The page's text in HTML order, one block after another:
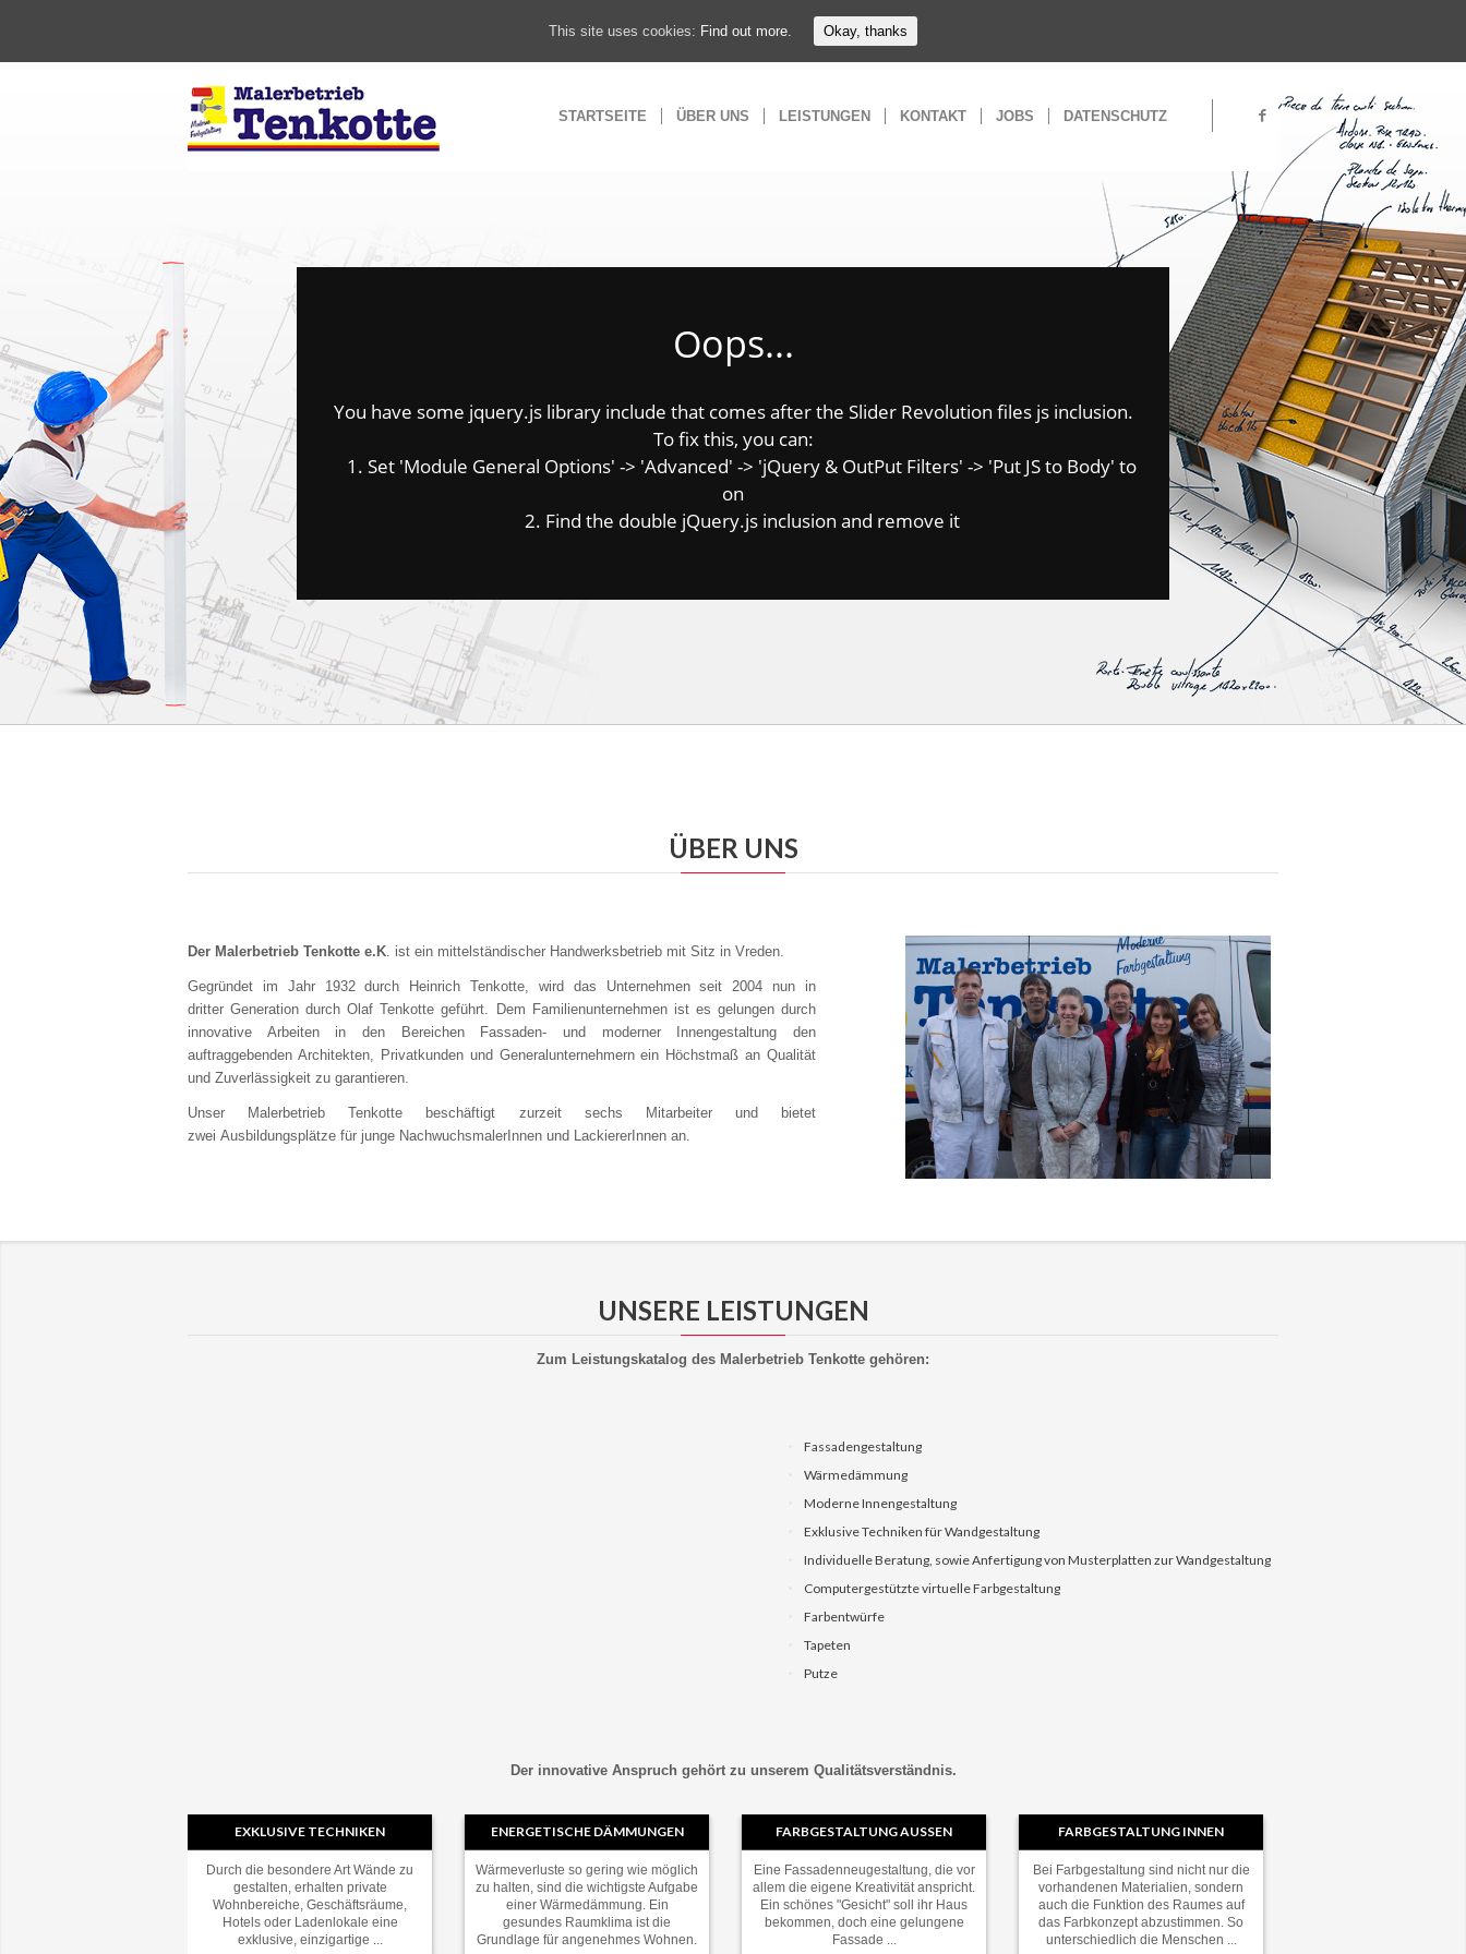
STARTSEITE ÜBER UNS LEISTUNGEN KONTAKT JOBS DATENSCHUTZ
Oops...
You have some jquery.js library include that comes after the Slider Revolution files js inclusion.
To fix this, you can:
1. Set 'Module General Options' -> 'Advanced' -> 'jQuery & OutPut Filters' -> 'Put JS to Body' to
on
2. Find the double jQuery.js inclusion and remove it
ÜBER UNS
Der Malerbetrieb Tenkotte e.K. ist ein mittelständischer Handwerksbetrieb mit Sitz in Vreden.
Gegründet im Jahr 1932 durch Heinrich Tenkotte, wird das Unternehmen seit 2004 nun in
dritter Generation durch Olaf Tenkotte geführt. Dem Familienunternehmen ist es gelungen durch
innovative Arbeiten in den Bereichen Fassaden- und moderner Innengestaltung den
auftraggebenden Architekten, Privatkunden und Generalunternehmern ein Höchstmaß an Qualität
und Zuverlässigkeit zu garantieren.
Unser Malerbetrieb Tenkotte beschäftigt zurzeit sechs Mitarbeiter und bietet
zwei Ausbildungsplätze für junge NachwuchsmalerInnen und LackiererInnen an.
UNSERE LEISTUNGEN
Zum Leistungskatalog des Malerbetrieb Tenkotte gehören:
Fassadengestaltung
Wärmedämmung
Moderne Innengestaltung
Exklusive Techniken für Wandgestaltung
Individuelle Beratung, sowie Anfertigung von Musterplatten zur Wandgestaltung
Computergestützte virtuelle Farbgestaltung
Farbentwürfe
Tapeten
Putze
Der innovative Anspruch gehört zu unserem Qualitätsverständnis.
EXKLUSIVE TECHNIKEN
Durch die besondere Art Wände zu
gestalten, erhalten private
Wohnbereiche, Geschäftsräume,
Hotels oder Ladenlokale eine
exklusive, einzigartige ...
ENERGETISCHE DÄMMUNGEN
Wärmeverluste so gering wie möglich
zu halten, sind die wichtigste Aufgabe
einer Wärmedämmung. Ein
gesundes Raumklima ist die
Grundlage für angenehmes Wohnen.
FARBGESTALTUNG AUSSEN
Eine Fassadenneugestaltung, die vor
allem die eigene Kreativität anspricht.
Ein schönes "Gesicht" soll ihr Haus
bekommen, doch eine gelungene
Fassade ...
FARBGESTALTUNG INNEN
Bei Farbgestaltung sind nicht nur die
vorhandenen Materialien, sondern
auch die Funktion des Raumes auf
das Farbkonzept abzustimmen. So
unterschiedlich die Menschen ...
This site uses cookies: Find out more. Okay, thanks